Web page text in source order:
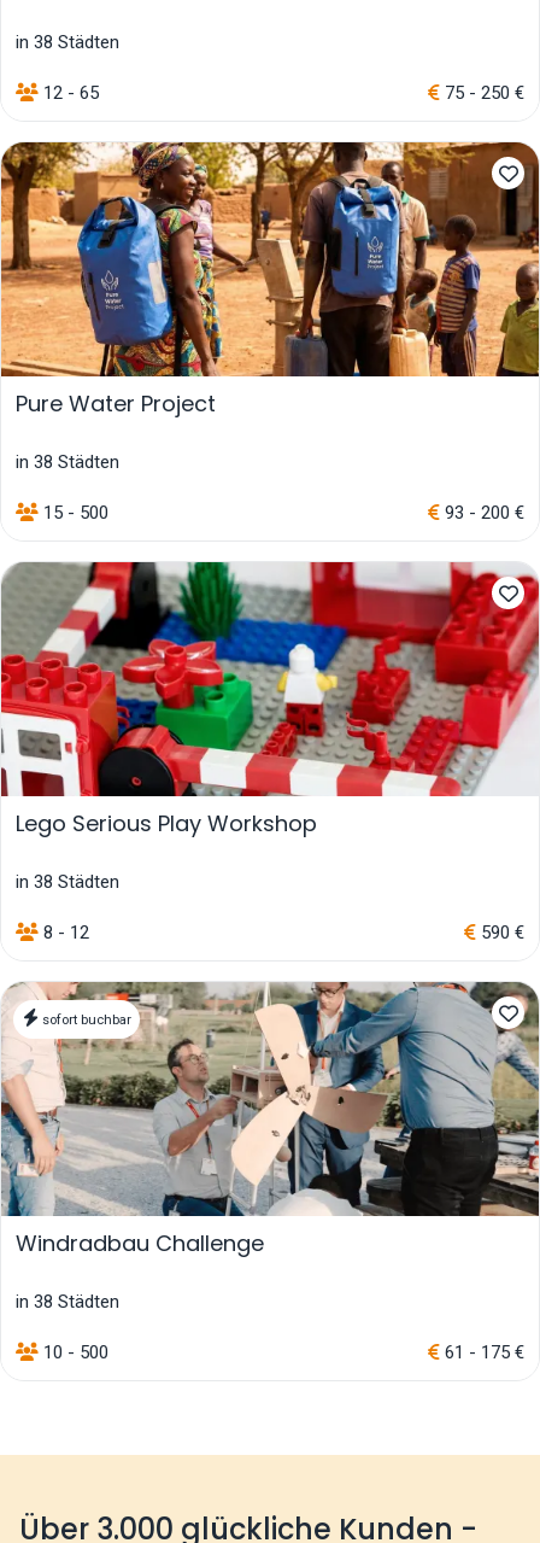
in 38 Städten
12 - 65 75 - 250 €
Pure Water Project
in 38 Städten
15 - 500 93 - 200 €
Lego Serious Play Workshop
in 38 Städten
8 - 12 590 €
sofort buchbar
Windradbau Challenge
in 38 Städten
10 - 500 61 - 175 €
Über 3.000 glückliche Kunden -